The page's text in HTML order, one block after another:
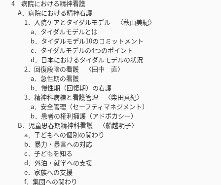
4 病院における精神看護
A．病院における精神看護
1．入院ケアとタイダルモデル 〈秋山美紀〉
a．タイダルモデルとは
b．タイダルモデル10のコミットメント
c．タイダルモデルの4つのポイント
d．日本におけるタイダルモデルの状況
2．回復段階の看護 〈田中 直〉
a．急性期の看護
b．慢性期（回復期）の看護
3．精神科病棟と看護管理 〈柴田真紀〉
a．安全管理（セーフティマネジメント）
b．患者の権利擁護（アドボカシー）
B．児童思春期精神科看護 〈船越明子〉
a．子どもへの個別の関わり
b．暴力・暴言への対応
c．子どもを知る
d．外泊・就学への支援
e．家族への支援
f．集団への関わり